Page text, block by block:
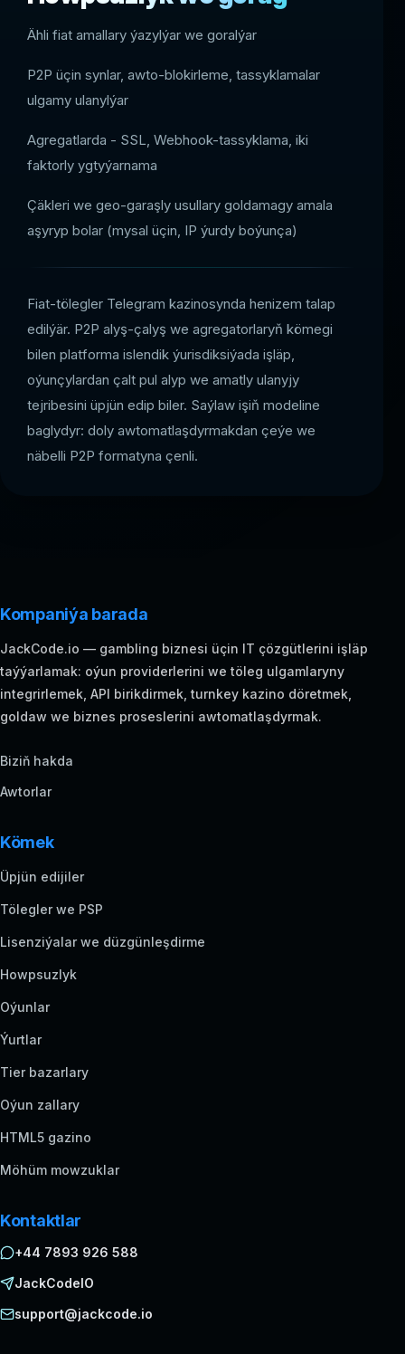
Ähli fiat amallary ýazylýar we goralýar
P2P üçin synlar, awto-blokirleme, tassyklamalar
ulgamy ulanylýar
Agregatlarda - SSL, Webhook-tassyklama, iki
faktorly ygtyýarnama
Çäkleri we geo-garaşly usullary goldamagy amala
aşyryp bolar (mysal üçin, IP ýurdy boýunça)
Fiat-tölegler Telegram kazinosynda henizem talap
edilýär. P2P alyş-çalyş we agregatorlaryň kömegi
bilen platforma islendik ýurisdiksiýada işläp,
oýunçylardan çalt pul alyp we amatly ulanyjy
tejribesini üpjün edip biler. Saýlaw işiň modeline
baglydyr: doly awtomatlaşdyrmakdan çeýe we
näbelli P2P formatyna çenli.
Kompaniýa barada
JackCode.io — gambling biznesi üçin IT çözgütlerini işläp
taýýarlamak: oýun providerlerini we töleg ulgamlaryny
integrirlemek, API birikdirmek, turnkey kazino döretmek,
goldaw we biznes proseslerini awtomatlaşdyrmak.
Biziň hakda
Awtorlar
Kömek
Üpjün edijiler
Tölegler we PSP
Lisenziýalar we düzgünleşdirme
Howpsuzlyk
Oýunlar
Ýurtlar
Tier bazarlary
Oýun zallary
HTML5 gazino
Möhüm mowzuklar
Kontaktlar
+44 7893 926 588
JackCodeIO
support@jackcode.io